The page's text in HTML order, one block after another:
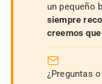
un pequeño
siempre
creemos
¿Preguntas